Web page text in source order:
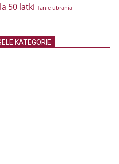
50 latki Tanie ubrania
KATEGORIE